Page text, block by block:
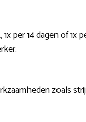
per 14 dagen of 1x
zoals